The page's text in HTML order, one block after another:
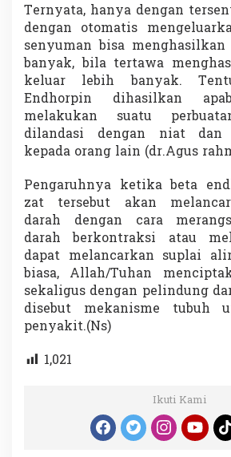
Ternyata, hanya dengan
dengan otomatis
senyuman bisa
banyak, bila tertawa
keluar lebih banyak.
Endhorpin dihasilkan
melakukan suatu
dilandasi dengan niat
kepada orang lain (dr.Agus
Pengaruhnya ketika beta
zat tersebut akan
darah dengan cara
darah berkontraksi atau
dapat melancarkan suplai
biasa, Allah/Tuhan
sekaligus dengan pelindung
disebut mekanisme tubuh
penyakit.(Ns)
1,021
Ikuti Kami